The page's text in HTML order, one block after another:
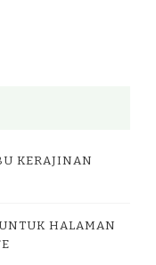
KERAJINAN
HALAMAN